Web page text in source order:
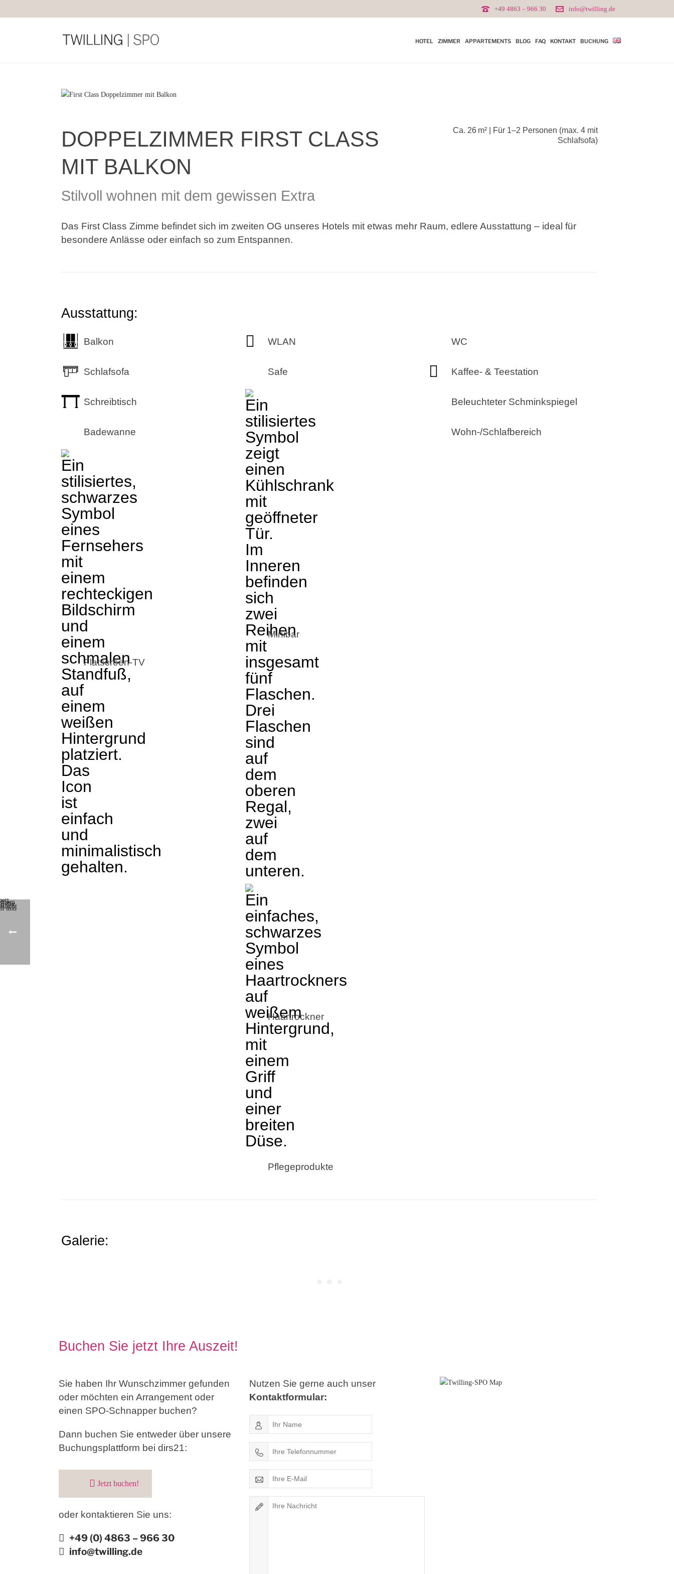
+49 4863 – 966 30 info@twilling.de
HOTEL ZIMMER APPARTEMENTS BLOG FAQ KONTAKT BUCHUNG
DOPPELZIMMER FIRST CLASS
MIT BALKON
Ca. 26 m² | Für 1–2 Personen (max. 4 mit
Schlafsofa)
Stilvoll wohnen mit dem gewissen Extra
Das First Class Zimme befindet sich im zweiten OG unseres Hotels mit etwas mehr Raum, edlere Ausstattung – ideal für
besondere Anlässe oder einfach so zum Entspannen.
Ausstattung:
Balkon
Schlafsofa
Schreibtisch
Badewanne
Flatscreen-TV
WLAN
Safe
Minibar
Haartrockner
Pflegeprodukte
WC
Kaffee- & Teestation
Beleuchteter Schminkspiegel
Wohn-/Schlafbereich
Galerie:
Buchen Sie jetzt Ihre Auszeit!
Sie haben Ihr Wunschzimmer gefunden
oder möchten ein Arrangement oder
einen SPO-Schnapper buchen?
Dann buchen Sie entweder über unsere
Buchungsplattform bei dirs21:
Jetzt buchen!
oder kontaktieren Sie uns:
+49 (0) 4863 – 966 30
info@twilling.de
Nutzen Sie gerne auch unser
Kontaktformular: